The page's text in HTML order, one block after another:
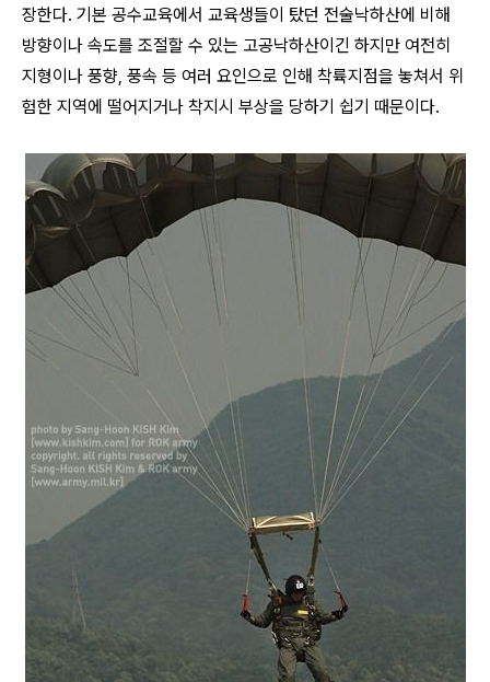
장한다. 기본 공수교육에서 교육생들이 탔던 전술낙하산에 비해
방향이나 속도를 조절할 수 있는 고공낙하산이긴 하지만 여전히
지형이나 풍향, 풍속 등 여러 요인으로 인해 착륙지점을 놓쳐서 위
험한 지역에 떨어지거나 착지시 부상을 당하기 쉽기 때문이다.